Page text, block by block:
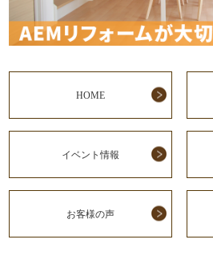
HOME
イベント情報
お客様の声